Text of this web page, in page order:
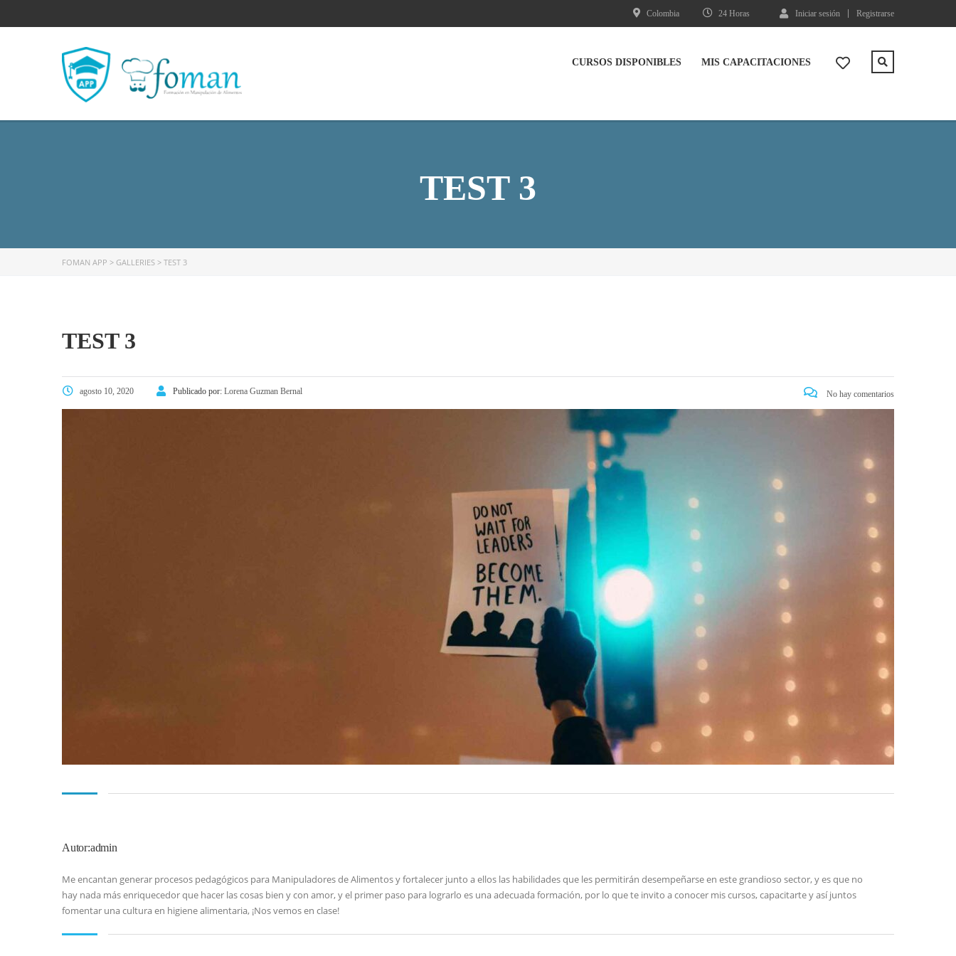
Iniciar sesión Registrarse
24 Horas
Colombia
CURSOS DISPONIBLES MIS CAPACITACIONES
TEST 3
FOMAN APP > GALLERIES > TEST 3
TEST 3
agosto 10, 2020 Publicado por: Lorena Guzman Bernal No hay comentarios
Autor:admin
Me encantan generar procesos pedagógicos para Manipuladores de Alimentos y fortalecer junto a ellos las habilidades que les permitirán desempeñarse en este grandioso sector, y es que no
hay nada más enriquecedor que hacer las cosas bien y con amor, y el primer paso para lograrlo es una adecuada formación, por lo que te invito a conocer mis cursos, capacitarte y así juntos
fomentar una cultura en higiene alimentaria, ¡Nos vemos en clase!